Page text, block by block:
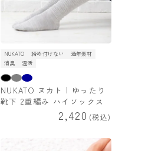
NUKATO 締め付けない
通年素材
消臭
温活
NUKATO ヌカト | ゆったり
靴下 2重編み ハイソックス
2,420 税込